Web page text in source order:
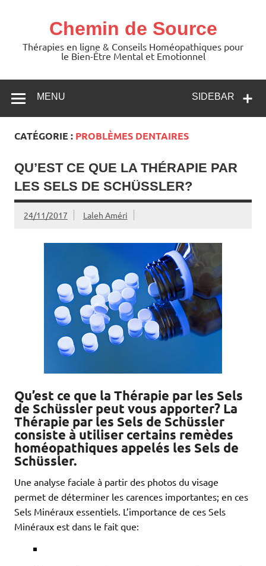
Chemin de Source
Thérapies en ligne & Conseils Homéopathiques pour
le Bien-Être Mental et Emotionnel
SIDEBAR
MENU
CATÉGORIE : PROBLÈMES DENTAIRES
QU’EST CE QUE LA THÉRAPIE PAR
LES SELS DE SCHÜSSLER?
24/11/2017 Laleh Améri
Qu’est ce que la Thérapie par les Sels
de Schüssler peut vous apporter? La
Thérapie par les Sels de Schüssler
consiste à utiliser certains remèdes
homéopathiques appelés les Sels de
Schüssler.
Une analyse faciale à partir des photos du visage
permet de déterminer les carences importantes; en ces
Sels Minéraux essentiels. L’importance de ces Sels
Minéraux est dans le fait que: